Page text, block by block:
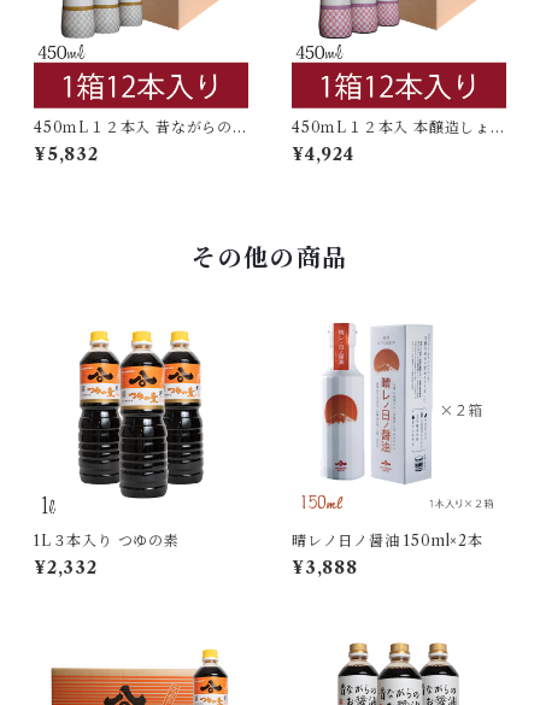
450ｍL１２本入 昔ながらのお
醤油 密封ボトル
¥5,832
450ｍL１２本入 本醸造しょう
ゆ 密封ボトル
¥4,924
その他の商品
1L３本入り つゆの素
¥2,332
晴レノ日ノ醤油 150ml×2本
¥3,888